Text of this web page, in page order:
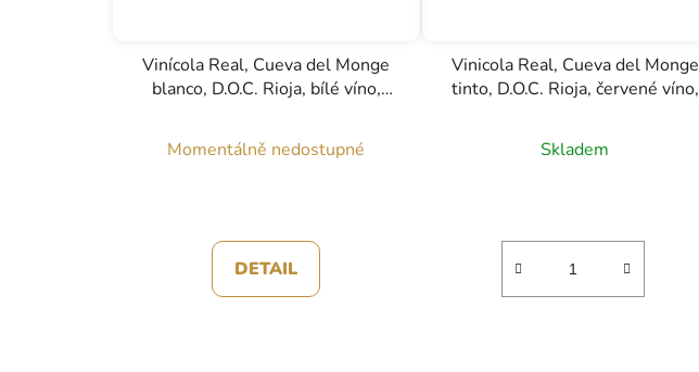
Vinícola Real, Cueva del Monge
blanco, D.O.C. Rioja, bílé víno,
Momentálně nedostupné
DETAIL
Vinicola Real, Cueva del Monge
tinto, D.O.C. Rioja, červené víno,
Skladem